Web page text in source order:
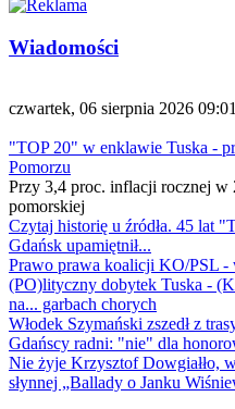
Wiadomości
czwartek, 06 sierpnia 2026 09:01
"TOP 20" w enklawie Tuska -
Pomorzu
Przy 3,4 proc. inflacji rocznej w
pomorskiej
Czytaj historię u źródła. 45 lat
Gdańsk upamiętnił...
Prawo prawa koalicji KO/PSL -
(PO)lityczny dobytek Tuska -
na... garbach chorych
Włodek Szymański zszedł z
Gdańscy radni: "nie" dla
Nie żyje Krzysztof Dowgiałło,
słynnej „Ballady o Janku